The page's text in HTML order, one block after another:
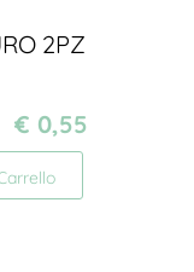
2PZ
€ 0,55